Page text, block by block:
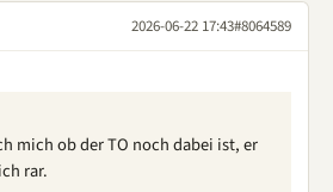
2026-06-22 17:43#8064589
mich ob der TO noch dabei ist, er
rar.